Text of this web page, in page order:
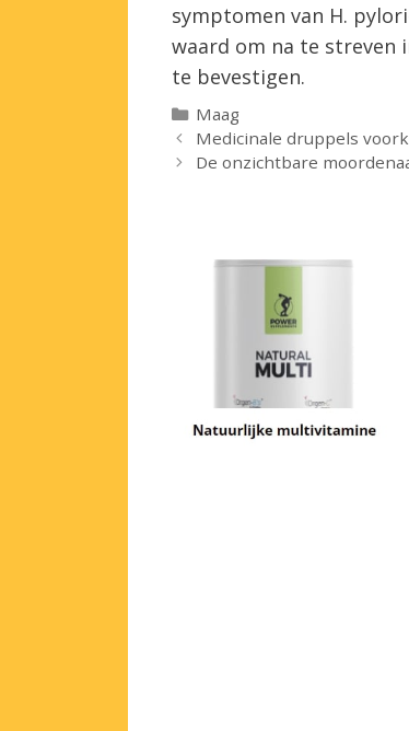
symptomen van H.
waard om na te streven
te bevestigen.
Categorieën
Maag
Medicinale druppels
De onzichtbare